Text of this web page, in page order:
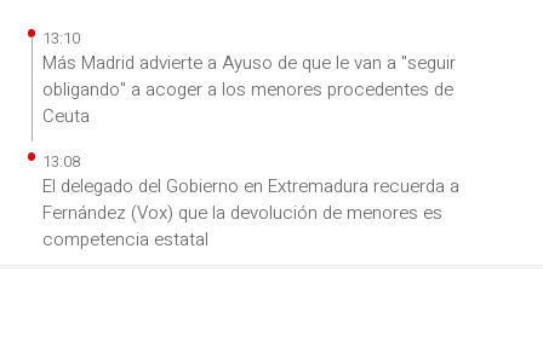
13:10
Más Madrid advierte a Ayuso de que le van a "seguir
obligando" a acoger a los menores procedentes de
Ceuta
13:08
El delegado del Gobierno en Extremadura recuerda a
Fernández (Vox) que la devolución de menores es
competencia estatal